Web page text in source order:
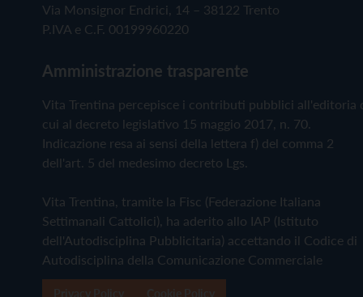
Via Monsignor Endrici, 14 – 38122 Trento
P.IVA e C.F. 00199960220
Amministrazione trasparente
Vita Trentina percepisce i contributi pubblici all'editoria
cui al decreto legislativo 15 maggio 2017, n. 70.
Indicazione resa ai sensi della lettera f) del comma 2
dell'art. 5 del medesimo decreto Lgs.
Vita Trentina, tramite la Fisc (Federazione Italiana
Settimanali Cattolici), ha aderito allo IAP (Istituto
dell'Autodisciplina Pubblicitaria) accettando il Codice di
Autodisciplina della Comunicazione Commerciale